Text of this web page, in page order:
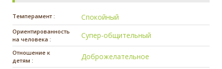
Темперамент : Спокойный
Ориентированность
на человека :
Супер-общительный
Отношение к
детям :
Доброжелательное